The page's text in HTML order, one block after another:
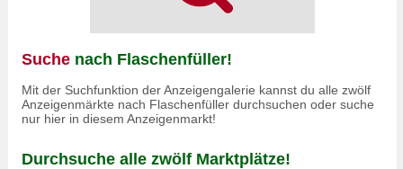
Suche nach Flaschenfüller!
Mit der Suchfunktion der Anzeigengalerie kannst du alle zwölf
Anzeigenmärkte nach Flaschenfüller durchsuchen oder suche
nur hier in diesem Anzeigenmarkt!
Durchsuche alle zwölf Marktplätze!